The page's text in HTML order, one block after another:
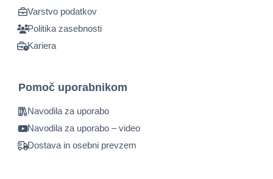
Varstvo podatkov
Politika zasebnosti
Kariera
Pomoč uporabnikom
Navodila za uporabo
Navodila za uporabo – video
Dostava in osebni prevzem